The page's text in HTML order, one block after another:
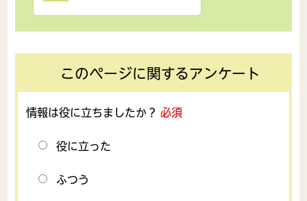
このページに関するアンケート
情報は役に立ちましたか？ 必須
役に立った
ふつう